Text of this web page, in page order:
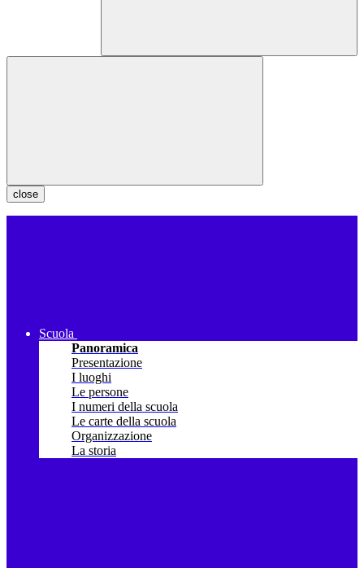
close
Scuola
Panoramica
Presentazione
I luoghi
Le persone
I numeri della scuola
Le carte della scuola
Organizzazione
La storia